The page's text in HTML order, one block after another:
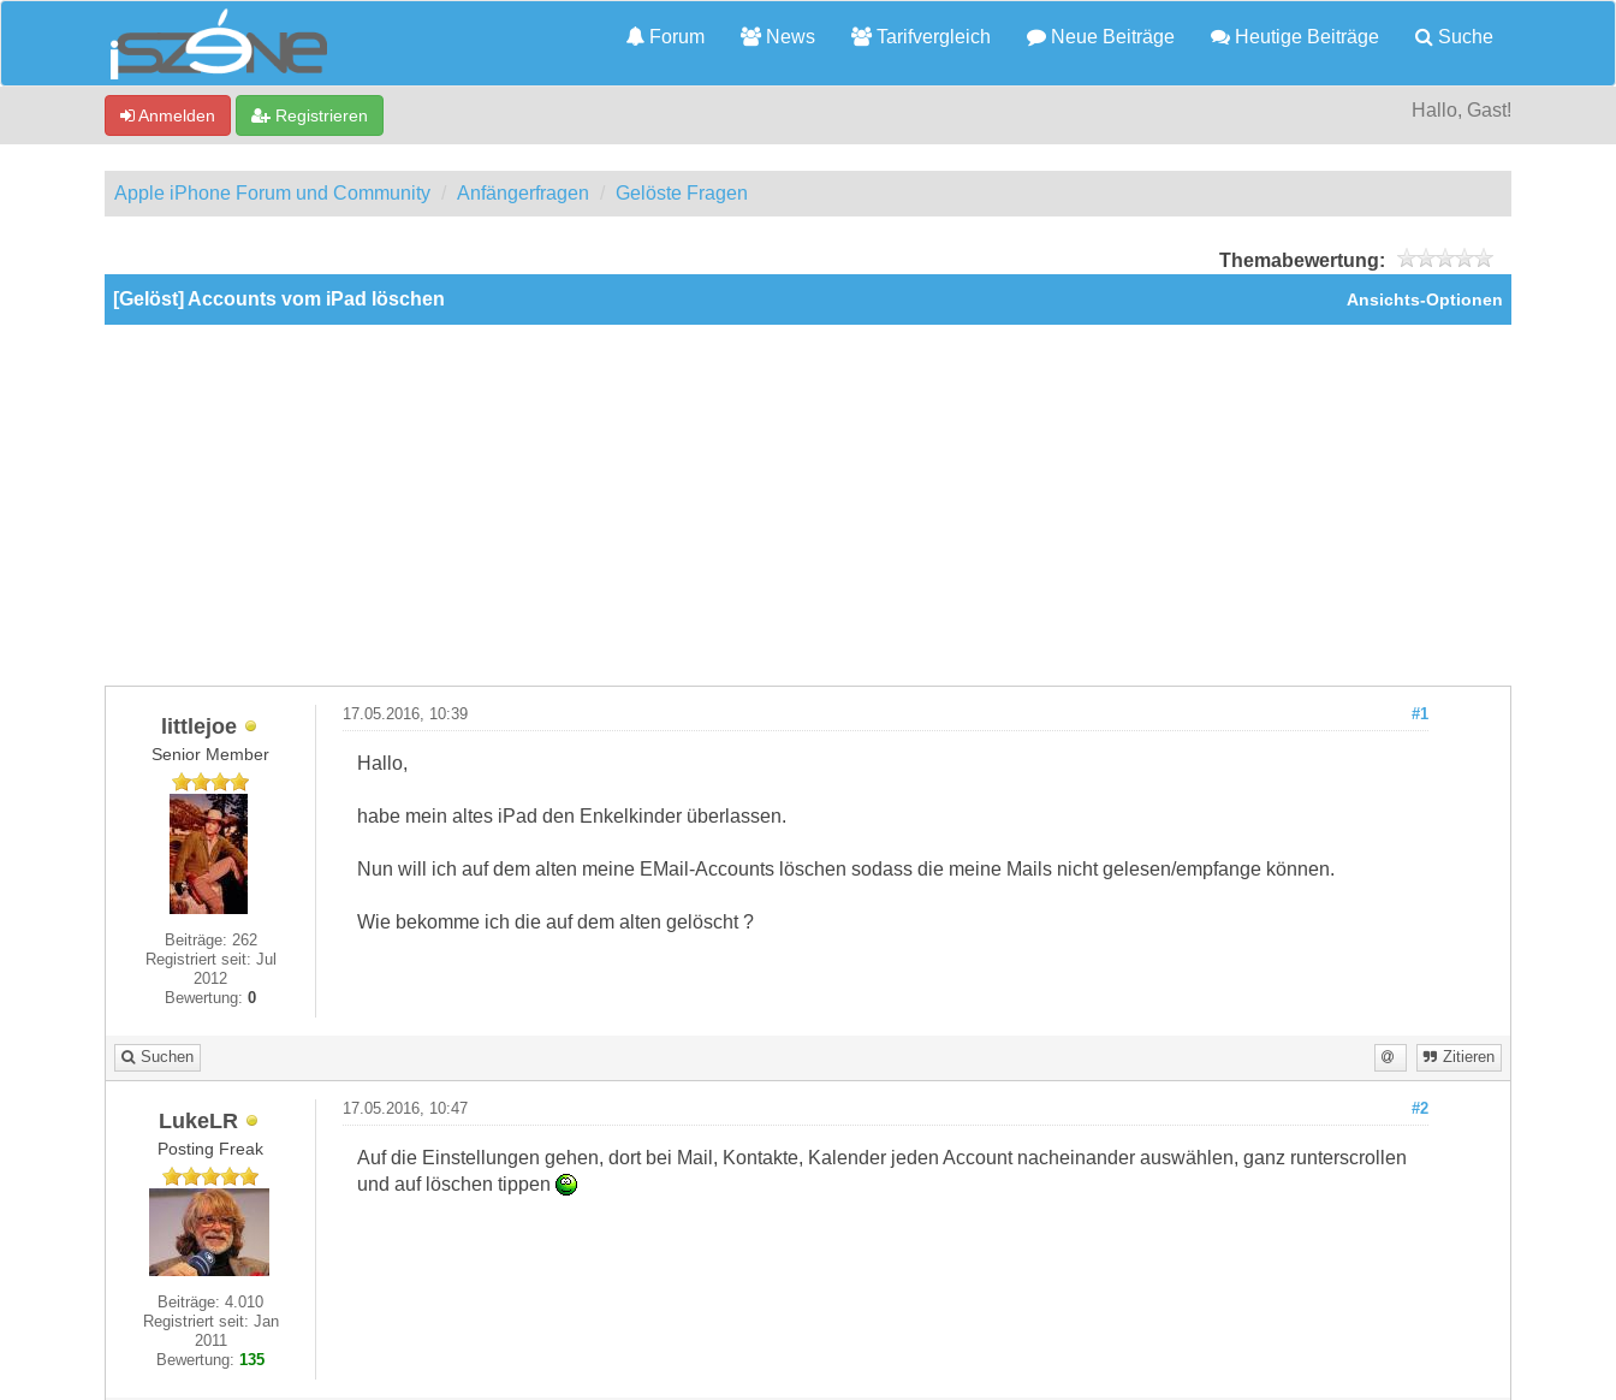
Forum News Tarifvergleich Neue Beiträge Heutige Beiträge Suche
Anmelden Registrieren Hallo, Gast!
Apple iPhone Forum und Community Anfängerfragen Gelöste Fragen
Themabewertung:
Ansichts-Optionen
[Gelöst] Accounts vom iPad löschen
littlejoe
Senior Member
Beiträge: 262
Registriert seit: Jul
2012
Bewertung:0
#1
17.05.2016, 10:39
Hallo,
habe mein altes iPad den Enkelkinder überlassen.
Nun will ich auf dem alten meine EMail-Accounts löschen sodass die meine Mails nicht gelesen/empfange können.
Wie bekomme ich die auf dem alten gelöscht ?
Suchen Zitieren
LukeLR
Posting Freak
Beiträge: 4.010
Registriert seit: Jan
2011
Bewertung:135
#2
17.05.2016, 10:47
Auf die Einstellungen gehen, dort bei Mail, Kontakte, Kalender jeden Account nacheinander auswählen, ganz runterscrollen
und auf löschen tippen